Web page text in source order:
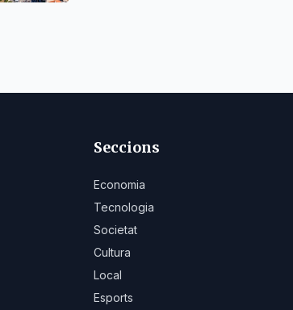
Seccions
Economia
Tecnologia
Societat
Cultura
Local
Esports